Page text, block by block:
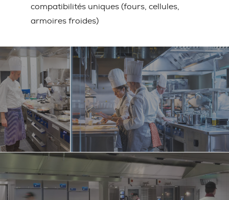
compatibilités uniques (fours, cellules,
armoires froides)